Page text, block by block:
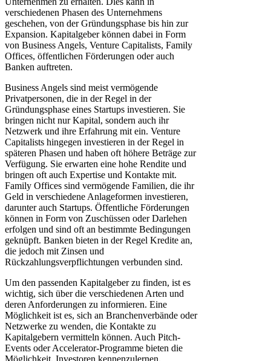
verschiedenen Phasen des Unternehmens
geschehen, von der Gründungsphase bis hin zur
Expansion. Kapitalgeber können dabei in Form
von Business Angels, Venture Capitalists, Family
Offices, öffentlichen Förderungen oder auch
Banken auftreten.
Business Angels sind meist vermögende
Privatpersonen, die in der Regel in der
Gründungsphase eines Startups investieren. Sie
bringen nicht nur Kapital, sondern auch ihr
Netzwerk und ihre Erfahrung mit ein. Venture
Capitalists hingegen investieren in der Regel in
späteren Phasen und haben oft höhere Beträge zur
Verfügung. Sie erwarten eine hohe Rendite und
bringen oft auch Expertise und Kontakte mit.
Family Offices sind vermögende Familien, die ihr
Geld in verschiedene Anlageformen investieren,
darunter auch Startups. Öffentliche Förderungen
können in Form von Zuschüssen oder Darlehen
erfolgen und sind oft an bestimmte Bedingungen
geknüpft. Banken bieten in der Regel Kredite an,
die jedoch mit Zinsen und
Rückzahlungsverpflichtungen verbunden sind.
Um den passenden Kapitalgeber zu finden, ist es
wichtig, sich über die verschiedenen Arten und
deren Anforderungen zu informieren. Eine
Möglichkeit ist es, sich an Branchenverbände oder
Netzwerke zu wenden, die Kontakte zu
Kapitalgebern vermitteln können. Auch Pitch-
Events oder Accelerator-Programme bieten die
Möglichkeit, Investoren kennenzulernen.